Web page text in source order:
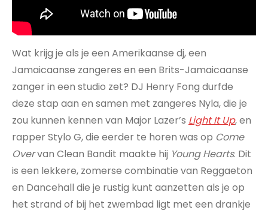
Wat krijg je als je een Amerikaanse dj, een
Jamaicaanse zangeres en een Brits-Jamaicaanse
zanger in een studio zet? DJ Henry Fong durfde
deze stap aan en samen met zangeres Nyla, die je
zou kunnen kennen van Major Lazer’s Light It Up, en
rapper Stylo G, die eerder te horen was op Come
Overvan Clean Bandit maakte hij Young Hearts. Dit
is een lekkere, zomerse combinatie van Reggaeton
en Dancehall die je rustig kunt aanzetten als je op
het strand of bij het zwembad ligt met een drankje